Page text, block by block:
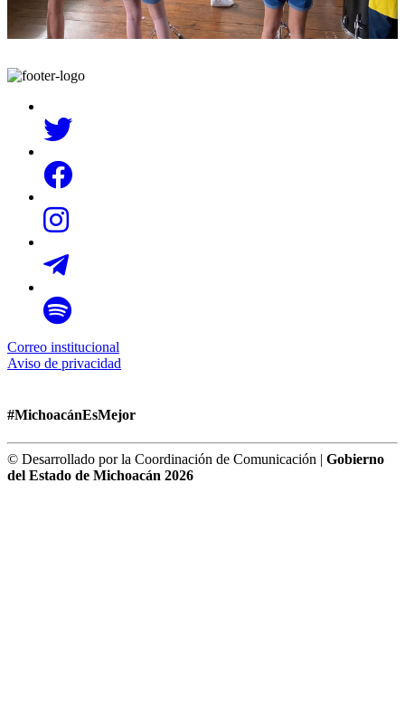
Correo institucional
Aviso de privacidad
#MichoacánEsMejor
© Desarrollado por la Coordinación de Comunicación | Gobierno
del Estado de Michoacán 2026